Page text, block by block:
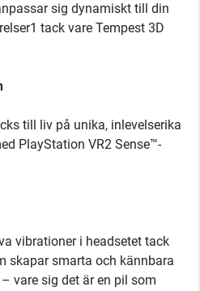
sig dynamiskt till din
tack vare Tempest 3D
till liv på unika, inlevelserika
PlayStation VR2 Sense™-
vibrationer i headsetet tack
skapar smarta och kännbara
vare sig det är en pil som